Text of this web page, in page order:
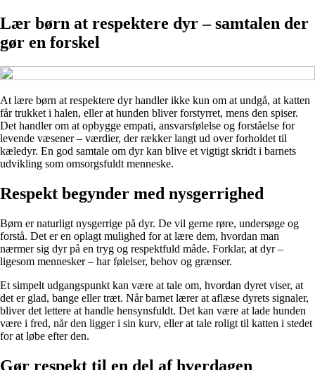
Lær børn at respektere dyr – samtalen der
gør en forskel
At lære børn at respektere dyr handler ikke kun om at undgå, at katten
får trukket i halen, eller at hunden bliver forstyrret, mens den spiser.
Det handler om at opbygge empati, ansvarsfølelse og forståelse for
levende væsener – værdier, der rækker langt ud over forholdet til
kæledyr. En god samtale om dyr kan blive et vigtigt skridt i barnets
udvikling som omsorgsfuldt menneske.
Respekt begynder med nysgerrighed
Børn er naturligt nysgerrige på dyr. De vil gerne røre, undersøge og
forstå. Det er en oplagt mulighed for at lære dem, hvordan man
nærmer sig dyr på en tryg og respektfuld måde. Forklar, at dyr –
ligesom mennesker – har følelser, behov og grænser.
Et simpelt udgangspunkt kan være at tale om, hvordan dyret viser, at
det er glad, bange eller træt. Når barnet lærer at aflæse dyrets signaler,
bliver det lettere at handle hensynsfuldt. Det kan være at lade hunden
være i fred, når den ligger i sin kurv, eller at tale roligt til katten i stedet
for at løbe efter den.
Gør respekt til en del af hverdagen